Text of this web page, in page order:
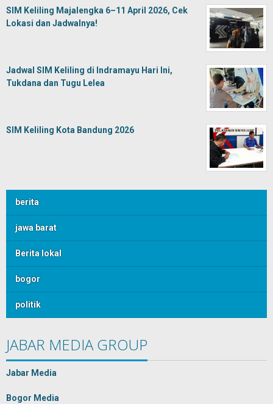
SIM Keliling Majalengka 6–11 April 2026, Cek
Lokasi dan Jadwalnya!
Jadwal SIM Keliling di Indramayu Hari Ini,
Tukdana dan Tugu Lelea
SIM Keliling Kota Bandung 2026
berita
jawa barat
Berita lokal
bogor
politik
JABAR MEDIA GROUP
Jabar Media
Bogor Media